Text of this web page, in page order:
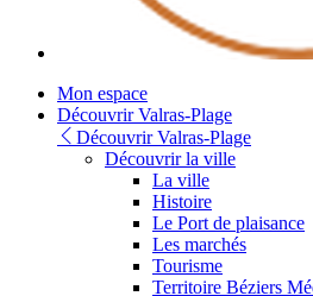
Mon espace
Découvrir Valras-Plage
Découvrir Valras-Plage
Découvrir la ville
La ville
Histoire
Le Port de plaisance
Les marchés
Tourisme
Territoire Béziers